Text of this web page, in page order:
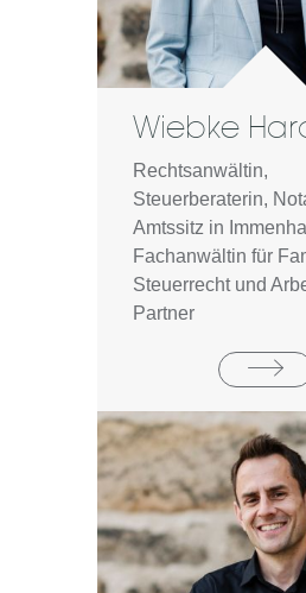
Wiebke
Rechtsanwältin,
Steuerberaterin,
Amtssitz in
Fachanwältin für
Steuerrecht und
Partner